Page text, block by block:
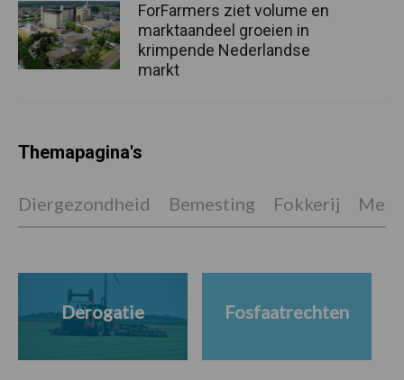
ForFarmers ziet volume en
marktaandeel groeien in
krimpende Nederlandse
markt
Themapagina's
Diergezondheid Bemesting Fokkerij
Derogatie Fosfaatrechten